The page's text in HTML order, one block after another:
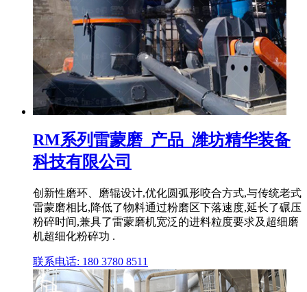
RM系列雷蒙磨_产品_潍坊精华装备
科技有限公司
创新性磨环、磨辊设计,优化圆弧形咬合方式,与传统老式
雷蒙磨相比,降低了物料通过粉磨区下落速度,延长了碾压
粉碎时间,兼具了雷蒙磨机宽泛的进料粒度要求及超细磨
机超细化粉碎功 .
联系电话: 180 3780 8511